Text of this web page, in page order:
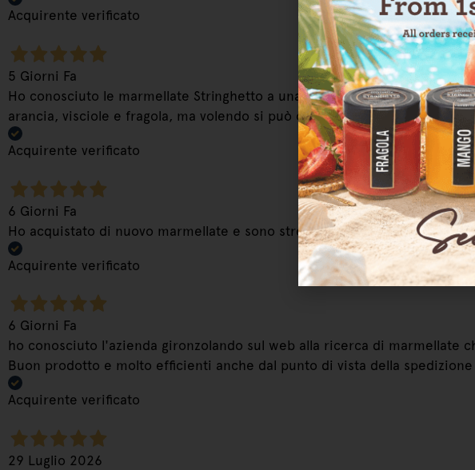
Acquirente verificato
5 Giorni Fa
Ho conosciuto le marmellate Stringhetto a una fiera con bancarelle e
arancia, visciole e fragola, ma volendo si può osare di più con una vasta
Acquirente verificato
6 Giorni Fa
Ho acquistato di nuovo marmellate e sono strepitose. Condivido la loro
Acquirente verificato
6 Giorni Fa
ho conosciuto l'azienda gironzolando sul web alla ricerca di marmellate
Buon prodotto e molto efficienti anche dal punto di vista della spedizione
Acquirente verificato
29 Luglio 2026